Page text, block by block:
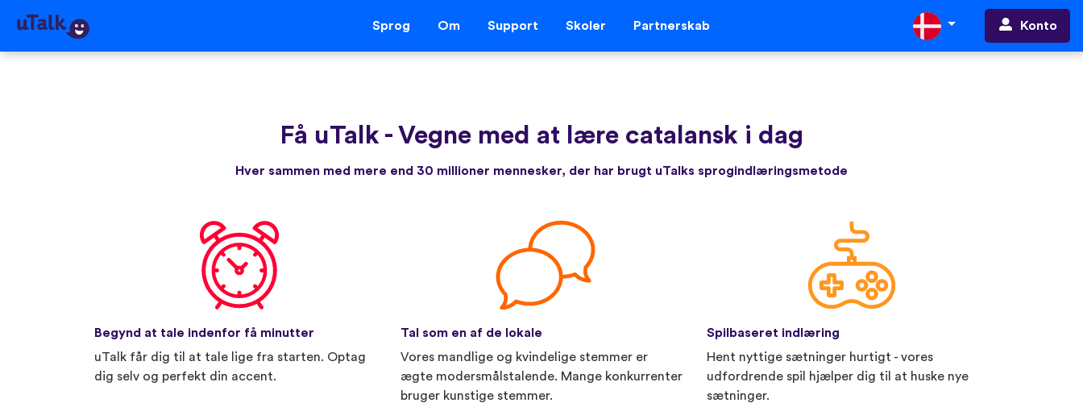
Sprog Om Support Skoler Partnerskab Konto
Få uTalk - Vegne med at lære catalansk i dag
Hver sammen med mere end 30 millioner mennesker, der har brugt uTalks sprogindlæringsmetode
Begynd at tale indenfor få minutter
uTalk får dig til at tale lige fra starten. Optag
dig selv og perfekt din accent.
Tal som en af de lokale
Vores mandlige og kvindelige stemmer er
ægte modersmålstalende. Mange konkurrenter
bruger kunstige stemmer.
Spilbaseret indlæring
Hent nyttige sætninger hurtigt - vores
udfordrende spil hjælper dig til at huske nye
sætninger.